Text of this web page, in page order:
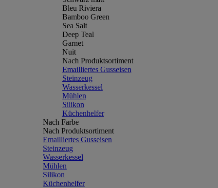
Bleu Riviera
Bamboo Green
Sea Salt
Deep Teal
Garnet
Nuit
Nach Produktsortiment
Emailliertes Gusseisen
Steinzeug
Wasserkessel
Mühlen
Silikon
Küchenhelfer
Nach Farbe
Nach Produktsortiment
Emailliertes Gusseisen
Steinzeug
Wasserkessel
Mühlen
Silikon
Küchenhelfer